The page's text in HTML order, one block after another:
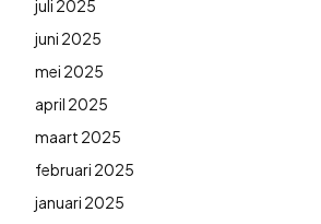
juli 2025
juni 2025
mei 2025
april 2025
maart 2025
februari 2025
januari 2025